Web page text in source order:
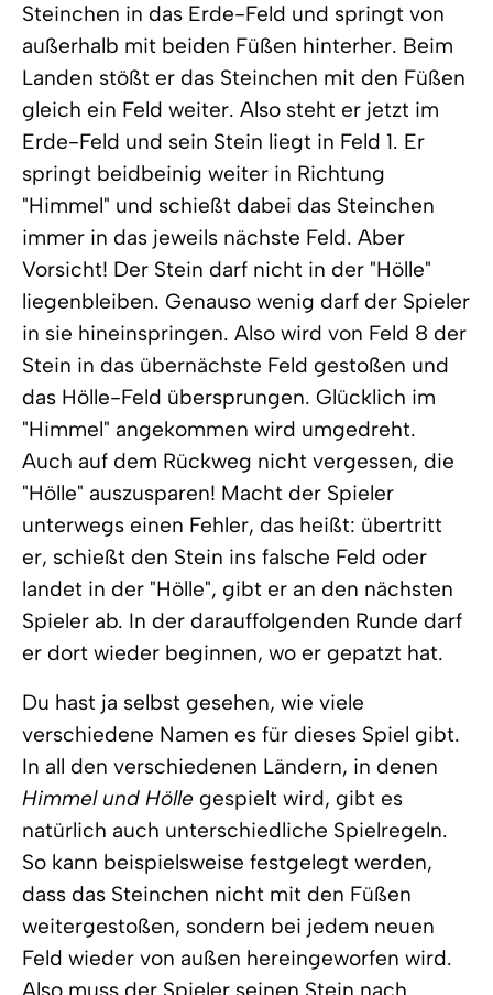
Steinchen in das Erde-Feld und springt von
außerhalb mit beiden Füßen hinterher. Beim
Landen stößt er das Steinchen mit den Füßen
gleich ein Feld weiter. Also steht er jetzt im
Erde-Feld und sein Stein liegt in Feld 1. Er
springt beidbeinig weiter in Richtung
"Himmel" und schießt dabei das Steinchen
immer in das jeweils nächste Feld. Aber
Vorsicht! Der Stein darf nicht in der "Hölle"
liegenbleiben. Genauso wenig darf der Spieler
in sie hineinspringen. Also wird von Feld 8 der
Stein in das übernächste Feld gestoßen und
das Hölle-Feld übersprungen. Glücklich im
"Himmel" angekommen wird umgedreht.
Auch auf dem Rückweg nicht vergessen, die
"Hölle" auszusparen! Macht der Spieler
unterwegs einen Fehler, das heißt: übertritt
er, schießt den Stein ins falsche Feld oder
landet in der "Hölle", gibt er an den nächsten
Spieler ab. In der darauffolgenden Runde darf
er dort wieder beginnen, wo er gepatzt hat.
Du hast ja selbst gesehen, wie viele
verschiedene Namen es für dieses Spiel gibt.
In all den verschiedenen Ländern, in denen
Himmel und Hölle gespielt wird, gibt es
natürlich auch unterschiedliche Spielregeln.
So kann beispielsweise festgelegt werden,
dass das Steinchen nicht mit den Füßen
weitergestoßen, sondern bei jedem neuen
Feld wieder von außen hereingeworfen wird.